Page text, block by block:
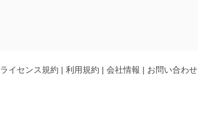
ライセンス規約 | 利用規約 | 会社情報 | お問い合わせ